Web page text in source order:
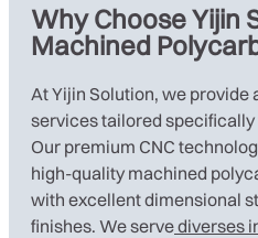
Why Choose Yijin
Machined
At Yijin Solution, we provide
services tailored
Our premium CNC
high-quality machined
with excellent dimensional
finishes. We servediverses